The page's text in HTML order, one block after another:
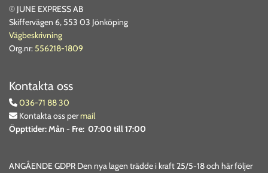
© JUNE EXPRESS AB
Skiffervägen 6, 553 03 Jönköping
Vägbeskrivning
Org.nr: 556218-1809
Kontakta oss
 036-71 88 30
 Kontakta oss permail
Öppttider:Mån - Fre: 07:00 till 17:00
ANGÅENDE GDPR Den nya lagen trädde i kraft 25/5-18 och här följer